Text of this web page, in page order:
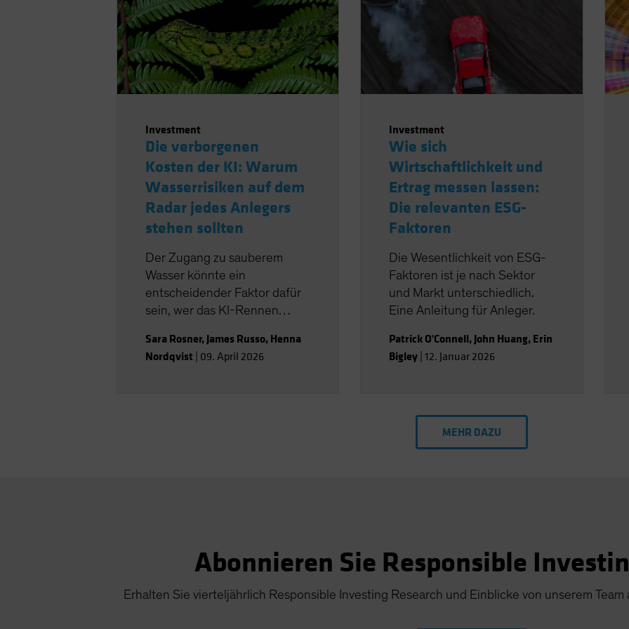
Investment
Die verborgenen
Kosten der KI: Warum
Wasserrisiken auf dem
Radar jedes Anlegers
stehen sollten
Der Zugang zu sauberem
Wasser könnte ein
entscheidender Faktor dafür
sein, wer das KI-Rennen
Sara Rosner,James Russo, Henna
Nordqvist 09. April 2026
Investment
Wie sich
Wirtschaftlichkeit und
Ertrag messen lassen:
Die relevanten ESG-
Faktoren
Die Wesentlichkeit von ESG-
Faktoren ist je nach Sektor
und Markt unterschiedlich.
Eine Anleitung für Anleger.
Patrick O'Connell,John Huang, Erin
Bigley 12. Januar 2026
MEHR DAZU
Abonnieren Sie Responsible
Erhalten Sie vierteljährlich Responsible Investing Research und Einblicke von unserem